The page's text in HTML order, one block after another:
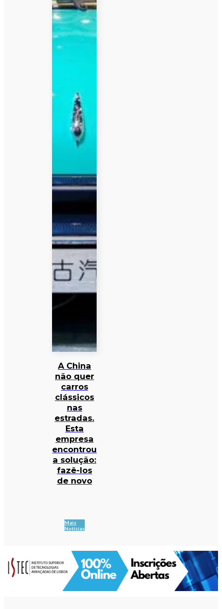
A China
não quer
carros
clássicos
nas
estradas.
Esta
empresa
encontrou
a solução:
fazê-los
de novo
Mais
Notícias